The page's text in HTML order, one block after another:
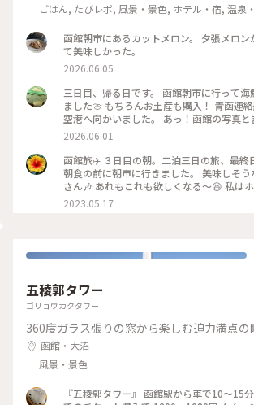
ごはん, たびレポ, 風景・景色, ホテル・宿, 温泉
函館朝市にあるカットメロン。 夕張メロン
て美味しかった。
2026.06.05
三日目、帰る日です。 函館朝市に行って
ました🍈 もちろんお土産も購入！ 青函連絡
空港へ向かいました。 あっ！函館の写真
所。 八幡坂ももちろん行ってきました。
みたけど、夜はいらなかったかも笑 三日間通して食事は特に大
満足🍽️ 海鮮とアイスクリームはたくさん食
館旅行はめっちゃ楽しかった💕 今回も母に感謝
third day, we visited Hakodate Morning
throughout the three day. We ate plenty of seafood and
2026.06.01
函館旅✈️ ３日目の朝。二泊三日の旅、最終
朝食の前に朝市に行きました。 美味しそう
さん🎶 あれもこれも欲しくなる〜😆 私は
カとか、乾き物中心にお買い上げー❤️ 市場
てるだけでも楽しい🎶 #私のことりっぷ旅 #レトロな街 #北海
2023.05.17
五稜郭タワー
ゴリョウカクタワー
360度ガラス張りの窓から楽しむ迫力満点の
函館・大沼
風景・景色
『五稜郭タワー』 函館駅から車で10〜15分。 入場料 コン